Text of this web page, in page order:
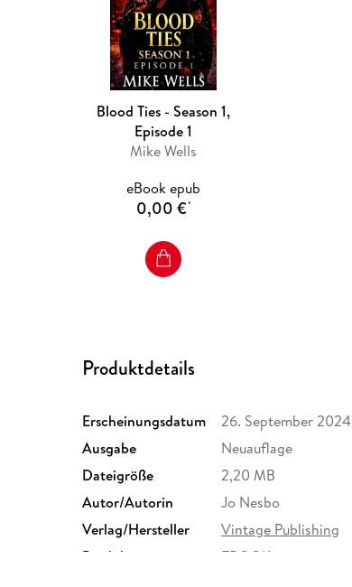
Blood Ties - Season 1,
Episode 1
Mike Wells
eBook epub
0,00 €*
Produktdetails
Erscheinungsdatum 26. September 2024
Ausgabe
Neuauflage
Dateigröße
2,20 MB
Autor/Autorin
Jo Nesbo
Verlag/Hersteller
Vintage Publishing
Produktart
EBOOK